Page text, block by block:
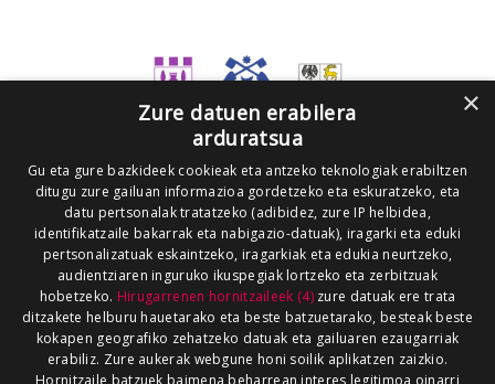
×
Zure datuen erabilera
arduratsua
Gu eta gure bazkideek cookieak eta antzeko teknologiak erabiltzen
ditugu zure gailuan informazioa gordetzeko eta eskuratzeko, eta
datu pertsonalak tratatzeko (adibidez, zure IP helbidea,
identifikatzaile bakarrak eta nabigazio-datuak), iragarki eta eduki
pertsonalizatuak eskaintzeko, iragarkiak eta edukia neurtzeko,
audientziaren inguruko ikuspegiak lortzeko eta zerbitzuak
hobetzeko. Hirugarrenen hornitzaileek (4)zure datuak ere trata
ditzakete helburu hauetarako eta beste batzuetarako, besteak beste
kokapen geografiko zehatzeko datuak eta gailuaren ezaugarriak
erabiliz. Zure aukerak webgune honi soilik aplikatzen zaizkio.
Hornitzaile batzuek baimena beharrean interes legitimoa oinarri